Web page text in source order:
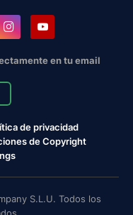
en tu email
de privacidad
de Copyright
S.L.U. Todos los